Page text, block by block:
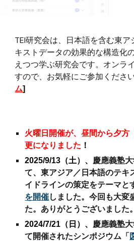
TEI研究会は、日本語を含む東
キストデータの効果的な構造化
えつつ学ぶ研究会です。オンラ
すので、お気軽にご参加くださ
ム]
火曜日開催が、昼間から夕方
更になりました ！
2025/9/13（土）、 慶應義塾
て、東アジア／日本語のテキ
イドラインの策定をテーマと
を開催しま した。今回も大変
た。ありがとうございました。
2024/7/21（日）、 慶應義塾
て開催されたシンポジウム「